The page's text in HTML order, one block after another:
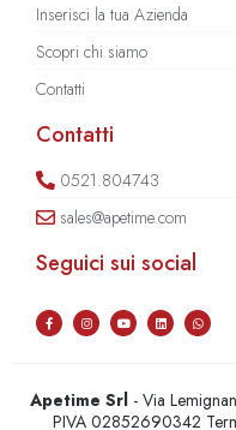
Inserisci la tua Azienda
Scopri chi siamo
Contatti
Contatti
0521.804743
sales@apetime.com
Seguici sui social
Apetime Srl - Via
PIVA 02852690342